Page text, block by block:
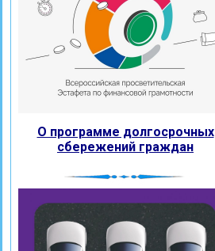
О программе долгосрочных
сбережений граждан